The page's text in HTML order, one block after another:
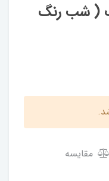
( شب رنگ
مقایسه